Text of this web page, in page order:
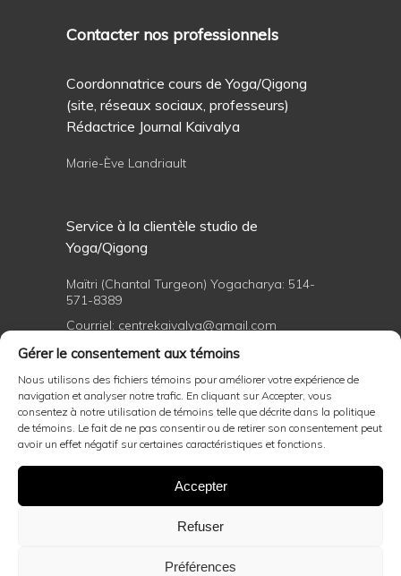
Gérer le consentement aux témoins
Nous utilisons des fichiers témoins pour améliorer votre expérience de
navigation et analyser notre trafic. En cliquant sur Accepter, vous
consentez à notre utilisation de témoins telle que décrite dans la politique
de témoins. Le fait de ne pas consentir ou de retirer son consentement peut
avoir un effet négatif sur certaines caractéristiques et fonctions.
Accepter
Refuser
Préférences
Contacter nos professionnels
Coordonnatrice cours de Yoga/Qigong
(site, réseaux sociaux, professeurs)
Rédactrice Journal Kaivalya
Marie-Ève Landriault
Service à la clientèle studio de
Yoga/Qigong
Maïtri (Chantal Turgeon) Yogacharya: 514-
571-8389
Courriel: centrekaivalya@gmail.com
Formations professionnelles de yoga et
de Qigong
Maïtri (Chantal Turgeon) Yogacharya:514-
571-8389
centrekaivalya@gmail.com